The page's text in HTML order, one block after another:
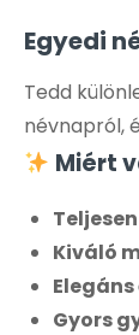
Egyedi
Tedd
névnapról,
Miért
Kiváló
Gyors